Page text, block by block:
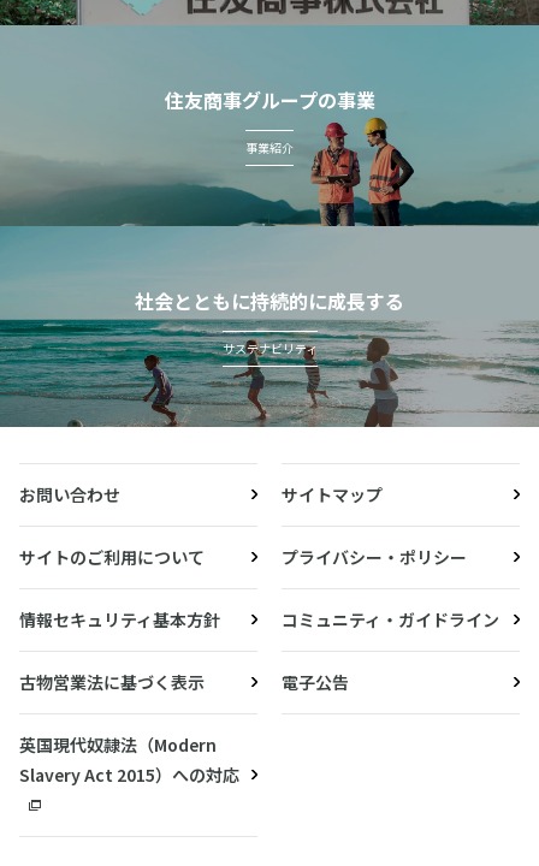
住友商事グループの事業
事業紹介
社会とともに持続的に成長する
サステナビリティ
お問い合わせ サイトマップ
サイトのご利用について プライバシー・ポリシー
情報セキュリティ基本方針 コミュニティ・ガイドライン
古物営業法に基づく表示 電子公告
英国現代奴隷法（Modern
Slavery Act 2015）への対応